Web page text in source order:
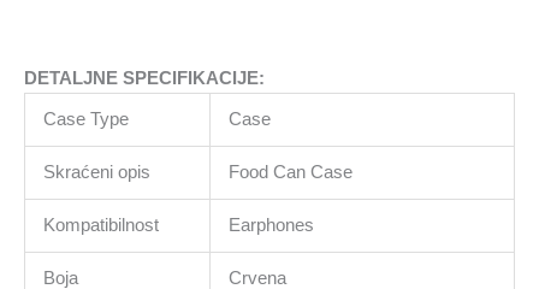
DETALJNE SPECIFIKACIJE:
Case Type Case
Skraćeni opis Food Can Case
Kompatibilnost Earphones
Boja Crvena